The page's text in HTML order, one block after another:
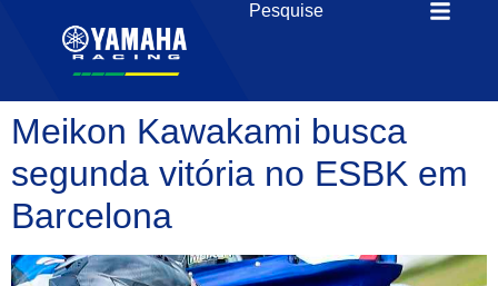
Meikon Kawakami busca
segunda vitória no ESBK em
Barcelona